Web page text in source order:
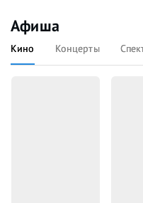
Афиша
Кино Концерты